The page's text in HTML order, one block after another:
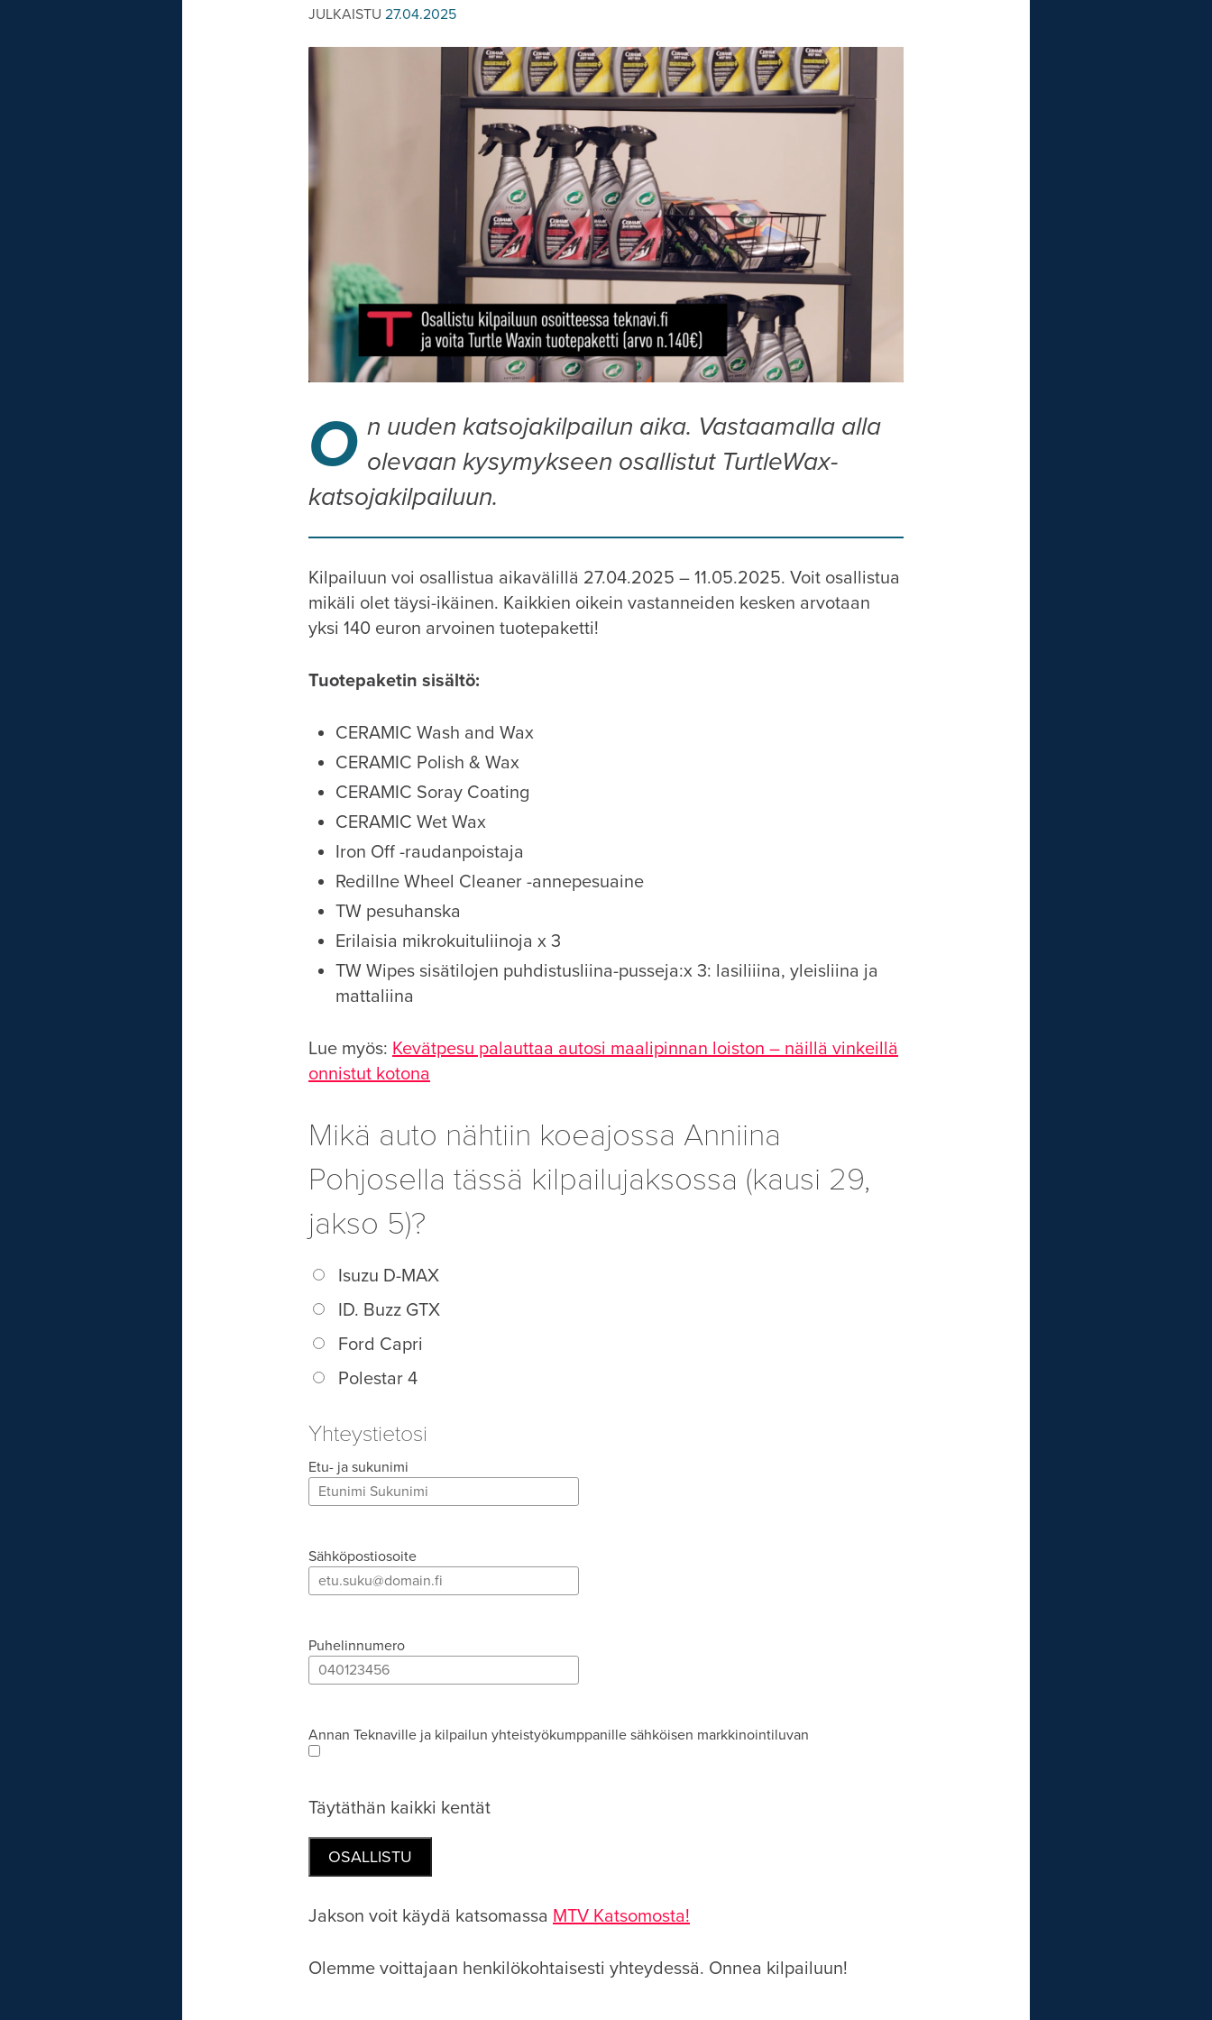
JULKAISTU 27.04.2025
O n uuden katsojakilpailun aika. Vastaamalla alla
olevaan kysymykseen osallistut TurtleWax-
katsojakilpailuun.
Kilpailuun voi osallistua aikavälillä 27.04.2025 – 11.05.2025. Voit osallistua
mikäli olet täysi-ikäinen. Kaikkien oikein vastanneiden kesken arvotaan
yksi 140 euron arvoinen tuotepaketti!
Tuotepaketin sisältö:
CERAMIC Wash and Wax
CERAMIC Polish & Wax
CERAMIC Soray Coating
CERAMIC Wet Wax
Iron Off -raudanpoistaja
Redillne Wheel Cleaner -annepesuaine
TW pesuhanska
Erilaisia mikrokuituliinoja x 3
TW Wipes sisätilojen puhdistusliina-pusseja:x 3: lasiliiina, yleisliina ja
mattaliina
Lue myös: Kevätpesu palauttaa autosi maalipinnan loiston – näillä vinkeillä
onnistut kotona
Mikä auto nähtiin koeajossa Anniina
Pohjosella tässä kilpailujaksossa (kausi 29,
jakso 5)?
Isuzu D-MAX
ID. Buzz GTX
Ford Capri
Polestar 4
Yhteystietosi
Etu- ja sukunimi
Sähköpostiosoite
Puhelinnumero
Annan Teknaville ja kilpailun yhteistyökumppanille sähköisen markkinointiluvan
Täytäthän kaikki kentät
Jakson voit käydä katsomassa MTV Katsomosta!
Olemme voittajaan henkilökohtaisesti yhteydessä. Onnea kilpailuun!